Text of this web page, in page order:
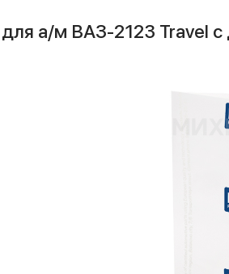
а/м ВАЗ-2123 Travel с